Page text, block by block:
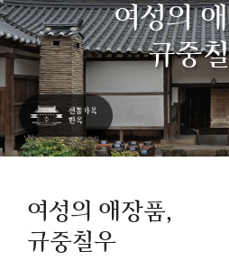
여성의
규중
여성의 애장품,
규중칠우